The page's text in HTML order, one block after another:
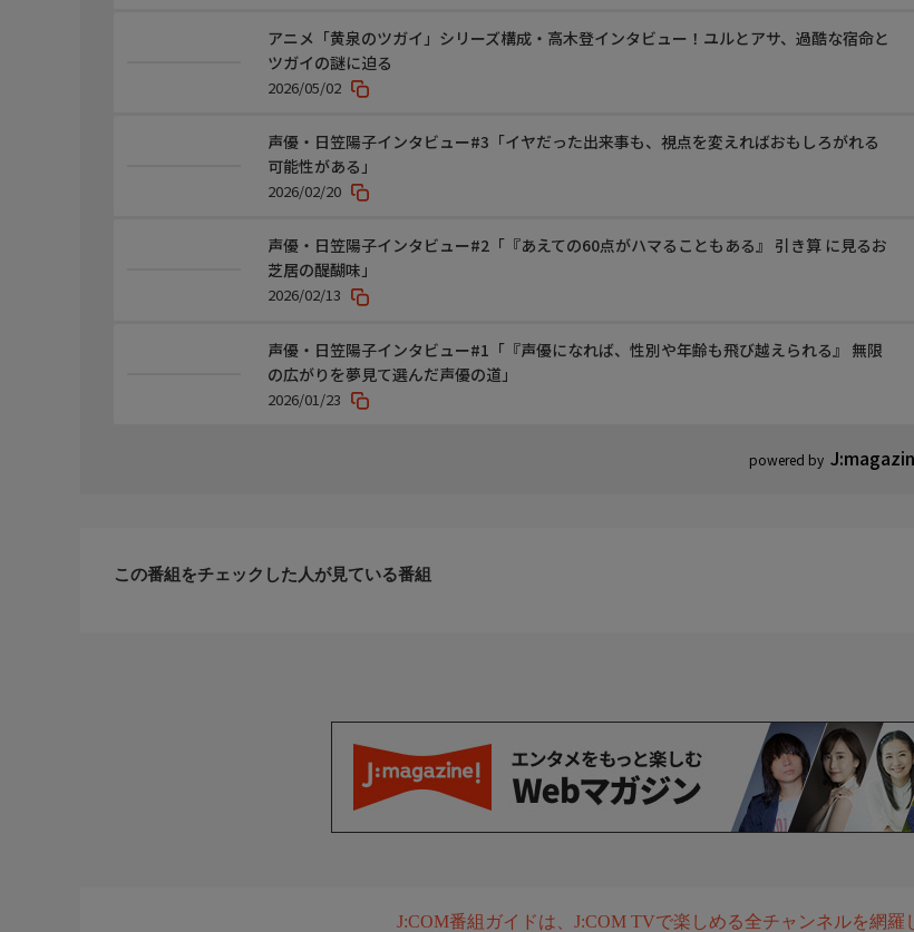
音楽制作:ランティス
アニメーション制作:EMTスクエアード
powered by
アニメ「黄泉のツガイ」シリーズ構成・高木登インタビュー！ユルとアサ、過酷な宿命と
ツガイの謎に迫る
2026/05/02
声優・日笠陽子インタビュー#3「イヤだった出来事も、視点を変えればおもしろがれる
可能性がある」
2026/02/20
声優・日笠陽子インタビュー#2「『あえての60点がハマることもある』 引き算 に見るお
芝居の醍醐味」
2026/02/13
声優・日笠陽子インタビュー#1「『声優になれば、性別や年齢も飛び越えられる』 無限
の広がりを夢見て選んだ声優の道」
2026/01/23
この番組をチェックした人が見ている番組
J:COM番組ガイドは、J:COM TVで楽しめる全チャンネルを網羅